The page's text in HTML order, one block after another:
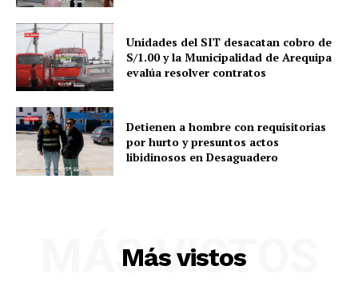
SUSCRIBETE
Diario los Andes
Unidades del SIT desacatan cobro de
S/1.00 y la Municipalidad de Arequipa
evalúa resolver contratos
Detienen a hombre con requisitorias
por hurto y presuntos actos
libidinosos en Desaguadero
Más vistos
MÁS VISTOS